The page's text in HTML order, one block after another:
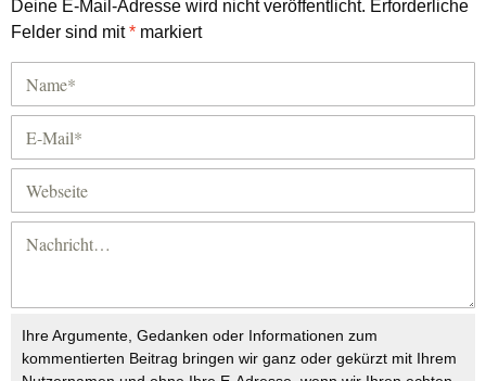
Deine E-Mail-Adresse wird nicht veröffentlicht. Erforderliche
Felder sind mit* markiert
Ihre Argumente, Gedanken oder Informationen zum
kommentierten Beitrag bringen wir ganz oder gekürzt mit Ihrem